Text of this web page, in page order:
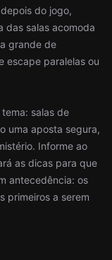
do jogo,
das salas acomoda
grande de
escape paralelas ou
salas de
uma aposta segura,
Informe ao
as dicas para que
antecedência: os
primeiros a serem